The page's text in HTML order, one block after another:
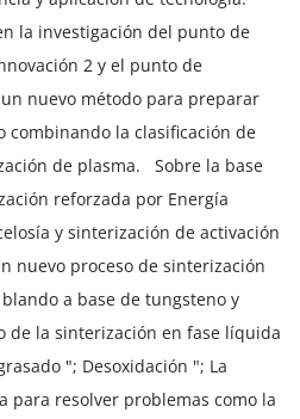
la investigación del punto de
2 y el punto de
nuevo método para preparar
combinando la clasificación de
de plasma.
Sobre la base
reforzada por Energía
y sinterización de activación
nuevo proceso de sinterización
a base de tungsteno y
de la sinterización en fase líquida
"; Desoxidación "; La
para resolver problemas como la